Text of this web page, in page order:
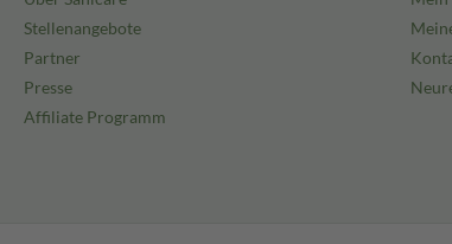
Stellenangebote
Partner
Presse
Affiliate Programm